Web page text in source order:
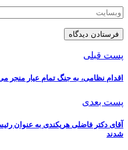
پست قبلی
اقدام نظامی، به جنگ تمام عیار منجر
پست بعدی
آقای دکتر فاضلی هریکندی به عنوان
شدند